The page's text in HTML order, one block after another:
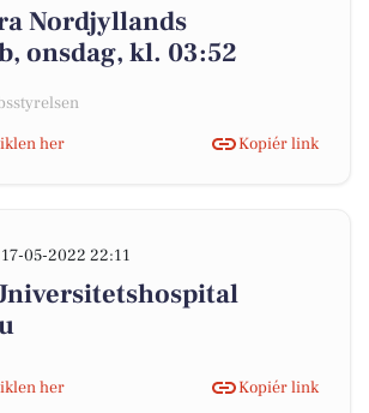
Nordjyllands
onsdag, kl. 03:52
her
Kopiér link
17-05-2022 22:11
her Kopiér link